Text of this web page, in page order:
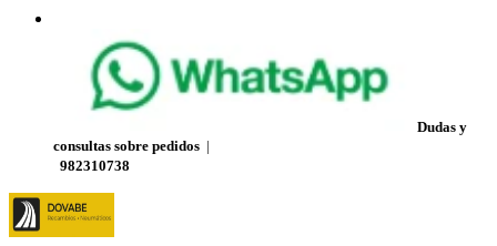
Dudas y
consultas sobre pedidos |
982310738